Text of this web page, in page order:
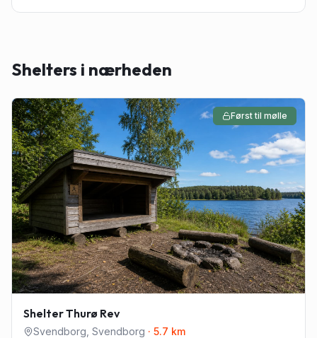
Shelters i nærheden
Først til mølle
Shelter Thurø Rev
Svendborg Svendborg · 5.7 km